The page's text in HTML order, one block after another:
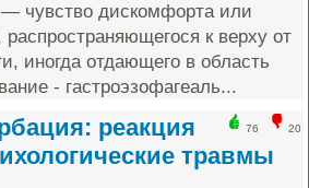
— чувство дискомфорта или
к верху от
иногда отдающего в область
- гастроэзофагеаль...
76 20
реакция
травмы